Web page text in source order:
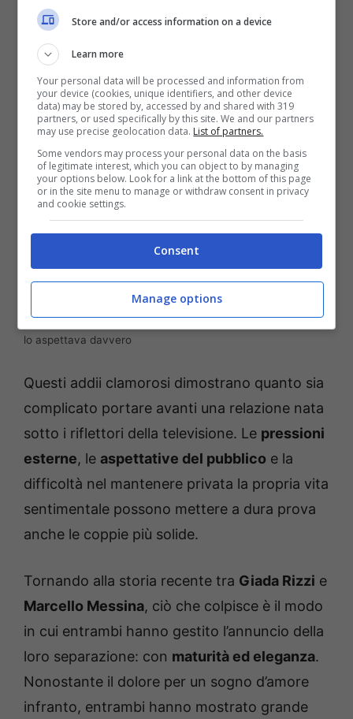
hanno tenuto incollati allo schermo milioni di
telespettatori.
Uomini e Donne, l’addio che ha sconvolto tutti: nessuno se
lo aspettava davvero
Questi addii clamorosi dimostrano quanto sia
complicato portare avanti una relazione nata
sotto i riflettori della televisione. Le pressioni
esterne, le aspettative del pubblico e la
difficoltà nel mantenere privata la propria vita
sentimentale possono mettere a dura prova
anche le coppie più solide.
Tornando alla storia recente tra Giada Rizzi e
Marcello Messina, ciò che colpisce è il modo
in cui entrambi hanno gestito l’annuncio della
loro separazione: con maturità ed eleganza.
Nonostante il dolore per un sogno d’amore
infranto, entrambi hanno mostrato grande
Store and/or access information on a device
Learn more
Your personal data will be processed and information from
your device (cookies, unique identifiers, and other device
data) may be stored by, accessed by and shared with 319
partners, or used specifically by this site. We and our partners
may use precise geolocation data. List of partners.
Some vendors may process your personal data on the basis
of legitimate interest, which you can object to by managing
your options below. Look for a link at the bottom of this page
or in the site menu to manage or withdraw consent in privacy
and cookie settings.
Consent
Manage options